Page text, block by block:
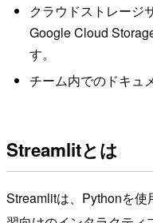
クラウドストレージ
Google Cloud
す。
チーム内でのドキュ
Streamlitとは
Streamlitは、Pythonを